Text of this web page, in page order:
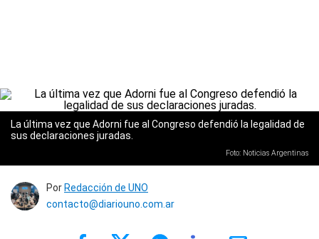
La última vez que Adorni fue al Congreso defendió la legalidad de
sus declaraciones juradas.
Foto: Noticias Argentinas
Por Redacción de UNO
contacto@diariouno.com.ar